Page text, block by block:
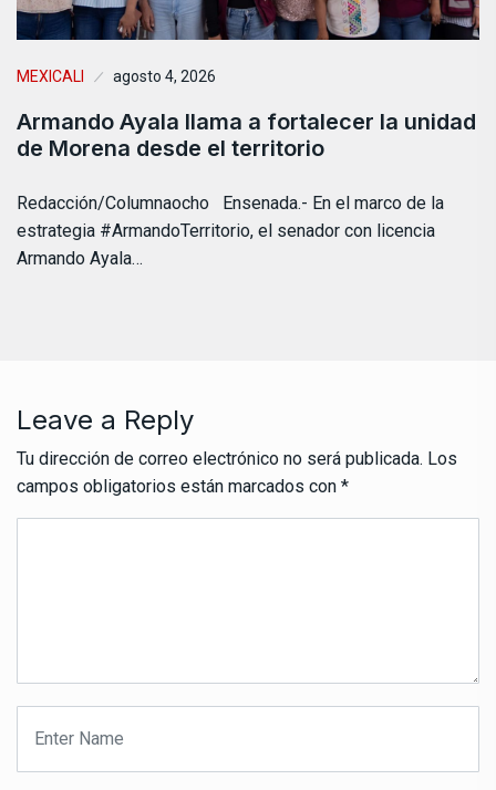
MEXICALI agosto 4, 2026
Armando Ayala llama a fortalecer la unidad
de Morena desde el territorio
Redacción/Columnaocho Ensenada.- En el marco de la
estrategia #ArmandoTerritorio, el senador con licencia
Armando Ayala…
Leave a Reply
Tu dirección de correo electrónico no será publicada. Los
campos obligatorios están marcados con *